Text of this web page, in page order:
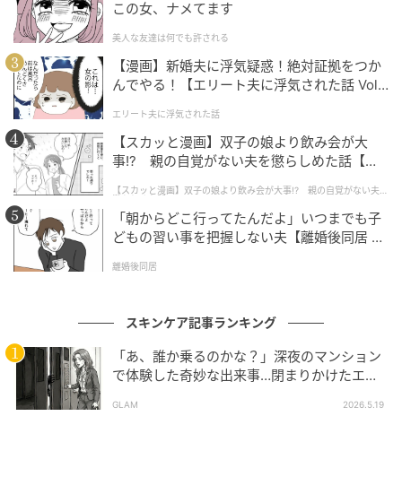
この女、ナメてます
美人な友達は何でも許される
【漫画】新婚夫に浮気疑惑！絶対証拠をつか
んでやる！【エリート夫に浮気された話 Vol.
エリート夫に浮気された話
【スカッと漫画】双子の娘より飲み会が大
事!? 親の自覚がない夫を懲らしめた話【第1
【スカッと漫画】双子の娘より飲み会が大事!? 親の自覚がない夫を
懲らしめた話
「朝からどこ行ってたんだよ」いつまでも子
どもの習い事を把握しない夫【離婚後同居 Vo
離婚後同居
スキンケア記事ランキング
「あ、誰か乗るのかな？」深夜のマンション
で体験した奇妙な出来事…閉まりかけたエレ
GLAM 2026.5.19